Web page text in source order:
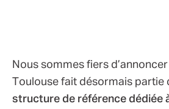
Nous sommes fiers
Toulouse fait désormais partie
structure de référence dédiée